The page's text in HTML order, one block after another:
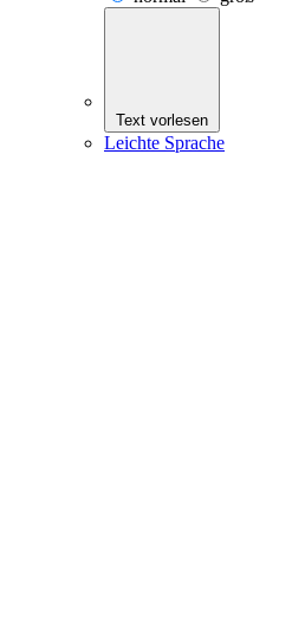
Text vorlesen
Leichte Sprache